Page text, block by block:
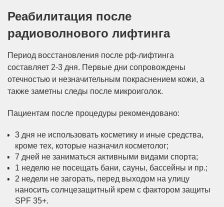
Реабилитация после
радиоволнового лифтинга
Период восстановления после рф-лифтинга
составляет 2-3 дня. Первые дни сопровождены
отечностью и незначительным покраснением кожи, а
также заметны следы после микроиголок.
Пациентам после процедуры рекомендовано:
3 дня не использовать косметику и иные средства,
кроме тех, которые назначил косметолог;
7 дней не заниматься активными видами спорта;
1 неделю не посещать бани, сауны, бассейны и пр.;
2 недели не загорать, перед выходом на улицу
наносить солнцезащитный крем с фактором защиты
SPF 35+.